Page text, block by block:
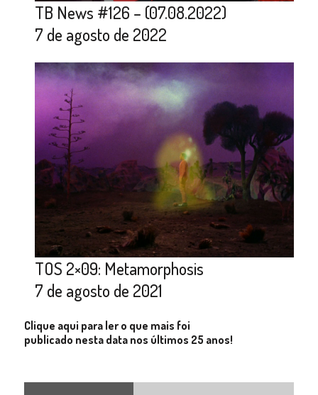
TB News #126 – (07.08.2022)
7 de agosto de 2022
TOS 2×09: Metamorphosis
7 de agosto de 2021
Clique aqui para ler o que mais foi
publicado nesta data nos últimos 25 anos!